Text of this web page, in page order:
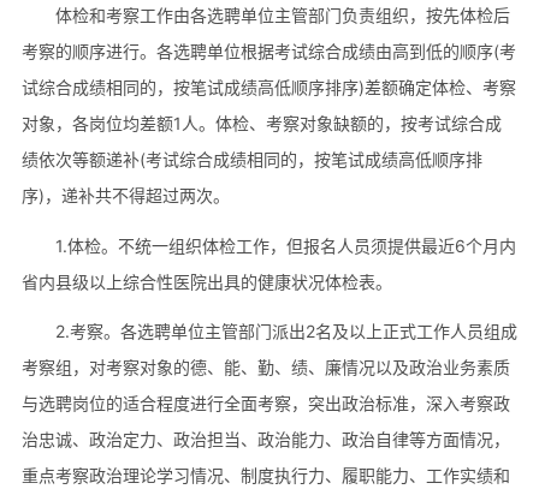
体检和考察工作由各选聘单位主管部门负责组织，按先体检后
考察的顺序进行。各选聘单位根据考试综合成绩由高到低的顺序(考
试综合成绩相同的，按笔试成绩高低顺序排序)差额确定体检、考察
对象，各岗位均差额1人。体检、考察对象缺额的，按考试综合成
绩依次等额递补(考试综合成绩相同的，按笔试成绩高低顺序排
序)，递补共不得超过两次。
1.体检。不统一组织体检工作，但报名人员须提供最近6个月内
省内县级以上综合性医院出具的健康状况体检表。
2.考察。各选聘单位主管部门派出2名及以上正式工作人员组成
考察组，对考察对象的德、能、勤、绩、廉情况以及政治业务素质
与选聘岗位的适合程度进行全面考察，突出政治标准，深入考察政
治忠诚、政治定力、政治担当、政治能力、政治自律等方面情况，
重点考察政治理论学习情况、制度执行力、履职能力、工作实绩和